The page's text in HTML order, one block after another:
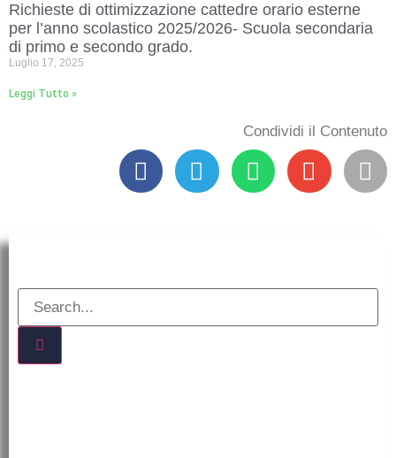
Richieste di ottimizzazione cattedre orario esterne
per l’anno scolastico 2025/2026- Scuola secondaria
di primo e secondo grado.
Luglio 17, 2025
Leggi Tutto »
Condividi il Contenuto